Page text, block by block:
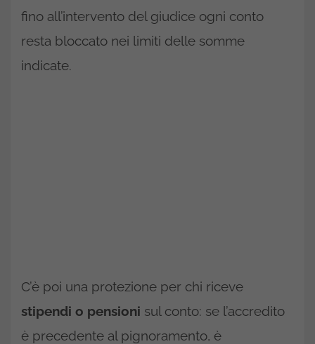
fino all’intervento del giudice ogni conto
resta bloccato nei limiti delle somme
indicate.​
C’è poi una protezione per chi riceve
stipendi o pensioni sul conto: se l’accredito
è precedente al pignoramento, è